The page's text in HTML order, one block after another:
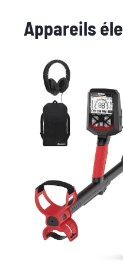
Appareils